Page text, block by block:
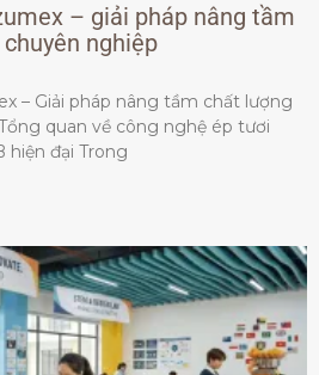
– giải pháp nâng tầm
nghiệp
– Giải pháp nâng tầm chất lượng
quan về công nghệ ép tươi
hiện đại Trong